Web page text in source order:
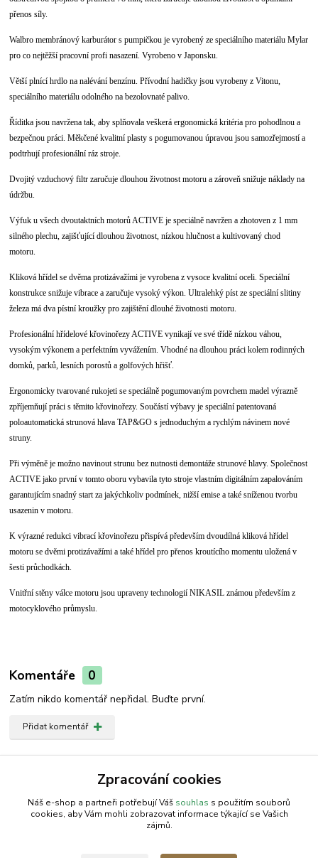
přenos síly.
Walbro membránový karburátor s pumpičkou je vyrobený ze speciálního materiálu Mylar
pro co nejtěžší pracovní profi nasazení. Vyrobeno v Japonsku.
Větší plnící hrdlo na nalévání benzínu. Přívodní hadičky jsou vyrobeny z Vitonu,
speciálního materiálu odolného na bezolovnaté palivo.
Říditka jsou navržena tak, aby splňovala veškerá ergonomická kritéria pro pohodlnou a
bezpečnou práci. Měkčené kvalitní plasty s pogumovanou úpravou jsou samozřejmostí a
podtrhují profesionální ráz stroje.
Dvojitý vzduchový filtr zaručuje dlouhou životnost motoru a zároveň snižuje náklady na
údržbu.
Výfuk u všech dvoutaktních motorů ACTIVE je speciálně navržen a zhotoven z 1 mm
silného plechu, zajišťující dlouhou životnost, nízkou hlučnost a kultivovaný chod
motoru.
Kliková hřídel se dvěma protizávažími je vyrobena z vysoce kvalitní oceli. Speciální
konstrukce snižuje vibrace a zaručuje vysoký výkon. Ultralehký píst ze speciální slitiny
železa má dva pístní kroužky pro zajištění dlouhé životnosti motoru.
Profesionální hřídelové křovinořezy ACTIVE vynikají ve své třídě nízkou váhou,
vysokým výkonem a perfektním vyvážením. Vhodné na dlouhou práci kolem rodinných
domků, parků, lesních porostů a golfových hřišť.
Ergonomicky tvarované rukojeti se speciálně pogumovaným povrchem madel výrazně
zpříjemňují práci s těmito křovinořezy. Součástí výbavy je speciální patentovaná
poloautomatická strunová hlava TAP&GO s jednoduchým a rychlým návinem nové
struny.
Při výměně je možno navinout strunu bez nutnosti demontáže strunové hlavy. Společnost
ACTIVE jako první v tomto oboru vybavila tyto stroje vlastním digitálním zapalováním
garantujícím snadný start za jakýchkoliv podmínek, nižší emise a také sníženou tvorbu
usazenin v motoru.
K výrazné redukci vibrací křovinořezu přispívá především dvoudílná kliková hřídel
motoru se dvěmi protizávažími a také hřídel pro přenos kroutícího momentu uložená v
šesti průchodkách.
Vnitřní stěny válce motoru jsou upraveny technologií NIKASIL známou především z
motocyklového průmyslu.
Komentáře 0
Zatím nikdo komentář nepřidal. Buďte první.
Přidat komentář
Zboží zařazeno v kategoriích
Křov.-Vyžínač | ACTIVEZpracování cookies
Náš e-shop a partneři potřebují Váš souhlas s použitím souborů
cookies, aby Vám mohli zobrazovat informace týkající se Vašich
zájmů.